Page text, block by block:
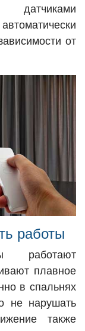
от
работы
работают
плавное
в спальнях
не нарушать
также